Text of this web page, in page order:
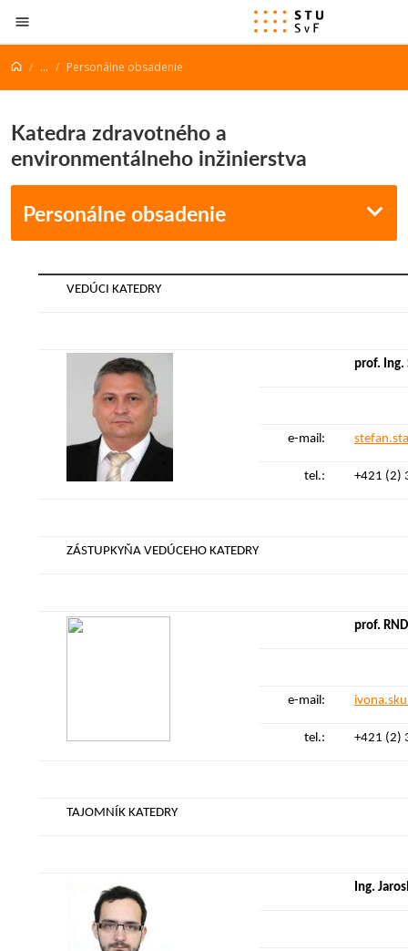
Prejsť na obsah
... Personálne obsadenie
Katedra zdravotného a
environmentálneho inžinierstva
Personálne obsadenie
VEDÚCI KATEDRY
prof. Ing.
e-mail:
tel.: +421 (2)
ZÁSTUPKYŇA VEDÚCEHO KATEDRY
prof.
e-mail:
tel.: +421 (2)
TAJOMNÍK KATEDRY
Ing.